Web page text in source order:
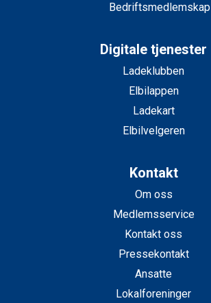
Bedriftsmedlemskap
Digitale tjenester
Ladeklubben
Elbilappen
Ladekart
Elbilvelgeren
Kontakt
Om oss
Medlemsservice
Kontakt oss
Pressekontakt
Ansatte
Lokalforeninger